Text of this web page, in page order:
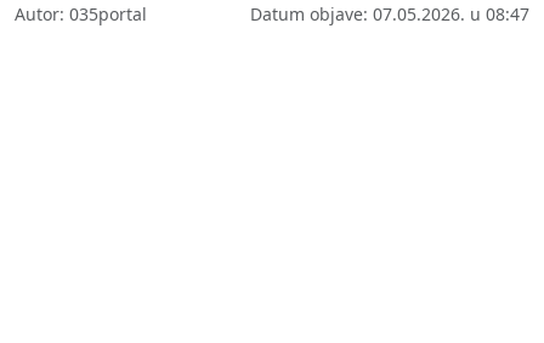
Autor: 035portal Datum objave: 07.05.2026. u 08:47